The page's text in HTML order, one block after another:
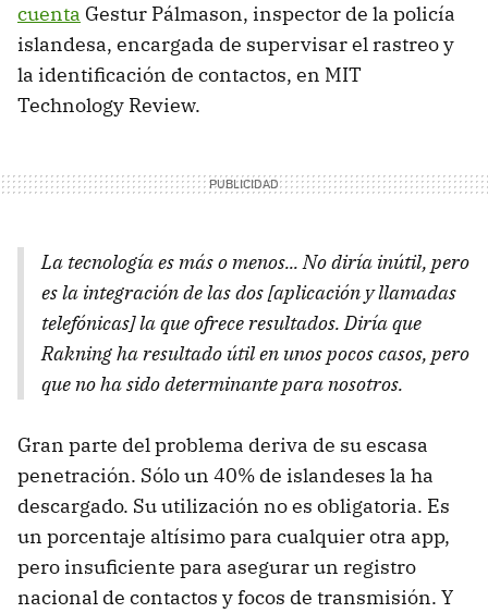
cuenta Gestur Pálmason, inspector de la policía
islandesa, encargada de supervisar el rastreo y
la identificación de contactos, en MIT
Technology Review.
La tecnología es más o menos... No diría inútil, pero
es la integración de las dos [aplicación y llamadas
telefónicas] la que ofrece resultados. Diría que
Rakning ha resultado útil en unos pocos casos, pero
que no ha sido determinante para nosotros.
Gran parte del problema deriva de su escasa
penetración. Sólo un 40% de islandeses la ha
descargado. Su utilización no es obligatoria. Es
un porcentaje altísimo para cualquier otra app,
pero insuficiente para asegurar un registro
nacional de contactos y focos de transmisión. Y